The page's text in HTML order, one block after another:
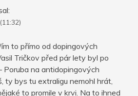
to přímo od dopingových
Tričkov před pár lety byl po
Poruba na antidopingových
ty bys tu extraligu nemohl hrát,
to promile v krvi. Na to ihned